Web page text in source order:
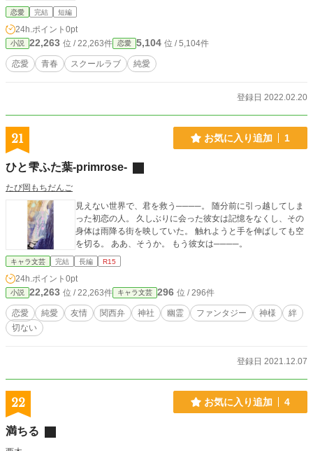
恋愛 完結 短編
24h.ポイント 0pt
小説 22,263 位 / 22,263件 恋愛 5,104 位 / 5,104件
恋愛 青春 スクールラブ 純愛
登録日 2022.02.20
21 お気に入り追加 1
ひと雫ふた葉-primrose-
たぴ岡もちだんご
見えない世界で、君を救う────。 随分前に引っ越してしま
った初恋の人。 久しぶりに会った彼女は記憶をなくし、その
身体は雨降る街を映していた。 触れようと手を伸ばしても空
を切る。 ああ、そうか。 もう彼女は────。
キャラ文芸 完結 長編 R15
24h.ポイント 0pt
小説 22,263 位 / 22,263件 キャラ文芸 296 位 / 296件
恋愛 純愛 友情 関西弁 神社 幽霊 ファンタジー 神様
絆
切ない
登録日 2021.12.07
22 お気に入り追加 4
満ちる